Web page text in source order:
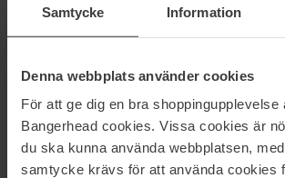
Samtycke Information
Denna webbplats använder cookies
För att ge dig en bra shoppingupplevelse
Bangerhead cookies. Vissa cookies är
du ska kunna använda webbplatsen,
samtycke krävs för att använda cookies